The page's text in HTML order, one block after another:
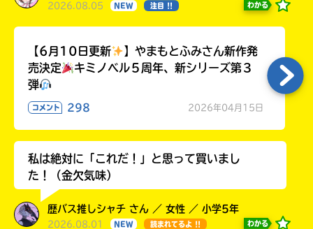
2026.08.05 NEW 注目 !! わかる
【6月10日更新
】やまもとふみさん新作発
売決定
キミノベル５周年、新シリーズ第３
弾
コメント 298 2026年04月15日
私は絶対に「これだ！」と思って買いまし
た！（金欠気味）
歴バス推しシャチ さん ／ 女性 ／ 小学5年
2026.08.01 NEW 読まれてるよ !! わかる